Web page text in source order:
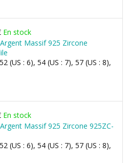
En stock
Massif 925 Zircone
(US : 6), 54 (US : 7), 57 (US : 8),
En stock
Massif 925 Zircone 925ZC-
(US : 6), 54 (US : 7), 57 (US : 8),